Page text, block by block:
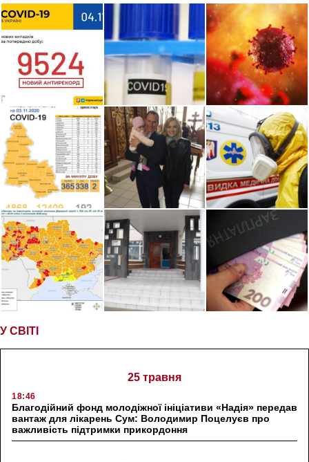
У СВІТІ
25 травня
18:46
Благодійний фонд молодіжної ініціативи «Надія» передав
вантаж для лікарень Сум: Володимир Поцелуєв про
важливість підтримки прикордоння